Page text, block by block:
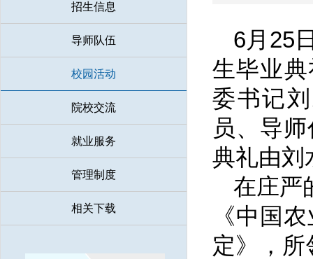
招生信息
导师队伍
校园活动
院校交流
就业服务
管理制度
相关下载
6月25
生毕业
委书记
员、导
典礼由刘
在庄严
《中国
定》，